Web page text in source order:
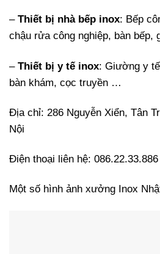
– Thiết bị nhà bếp inox: Bếp
chậu rửa công nghiệp, bàn bếp,
– Thiết bị y tế inox: Giường y
bàn khám, cọc truyền …
Địa chỉ: 286 Nguyễn Xiển, Tân
Nội
Điện thoại liên hệ:
Một số hình ảnh xưởng Inox